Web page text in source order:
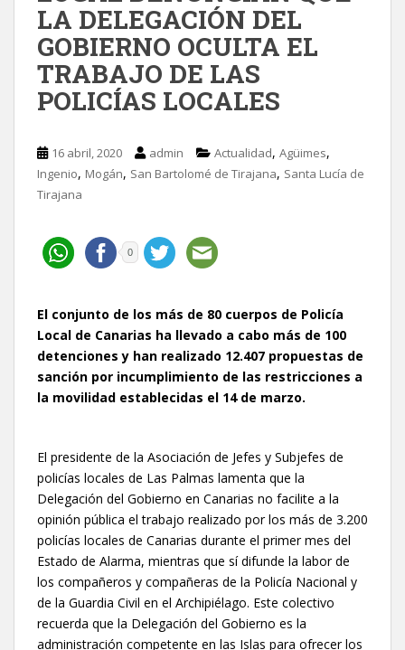
LA DELEGACIÓN DEL
GOBIERNO OCULTA EL
TRABAJO DE LAS
POLICÍAS LOCALES
16 abril, 2020 admin Actualidad, Agüimes,
Ingenio, Mogán, San Bartolomé de Tirajana, Santa Lucía de
Tirajana
0
El conjunto de los más de 80 cuerpos de Policía
Local de Canarias ha llevado a cabo más de 100
detenciones y han realizado 12.407 propuestas de
sanción por incumplimiento de las restricciones a
la movilidad establecidas el 14 de marzo.
El presidente de la Asociación de Jefes y Subjefes de
policías locales de Las Palmas lamenta que la
Delegación del Gobierno en Canarias no facilite a la
opinión pública el trabajo realizado por los más de 3.200
policías locales de Canarias durante el primer mes del
Estado de Alarma, mientras que sí difunde la labor de
los compañeros y compañeras de la Policía Nacional y
de la Guardia Civil en el Archipiélago. Este colectivo
recuerda que la Delegación del Gobierno es la
administración competente en las Islas para ofrecer los